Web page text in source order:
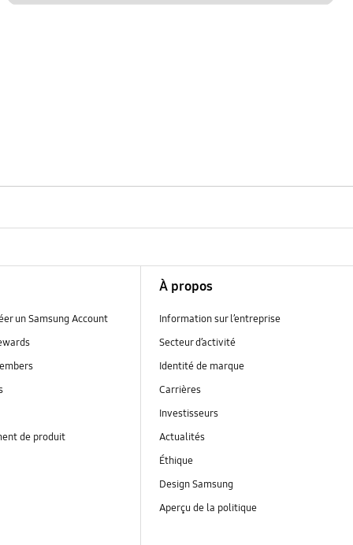
un Samsung Account
de produit
À propos
Information sur l’entreprise
Secteur d’activité
Identité de marque
Carrières
Investisseurs
Actualités
Éthique
Design Samsung
Aperçu de la politique